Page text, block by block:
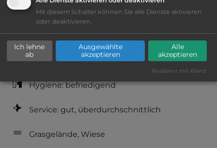
Lage: schön
Platzeinrichtung: gut
Geräuschkulisse: sehr ruhig
Hygiene: befriedigend
Service: gut, überdurchschnittlich
Grasgelände, Wiese
Mit diesem Schalter können Sie alle Dienste aktivieren
oder deaktivieren.
Ich lehne
ab
Ausgewählte
akzeptieren
Alle
akzeptieren
Realisiert mit Klaro!